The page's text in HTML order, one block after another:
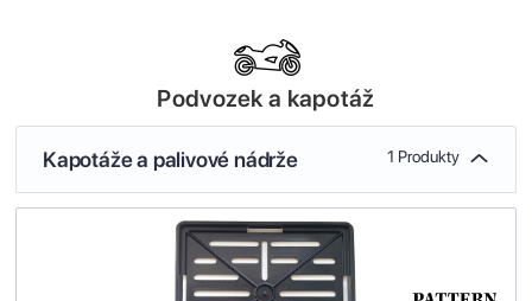
Podvozek a kapotáž
Kapotáže a palivové nádrže 1 Produkty